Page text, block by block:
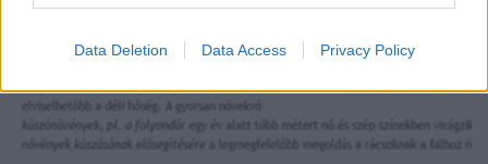
Data Deletion Data Access Privacy Policy